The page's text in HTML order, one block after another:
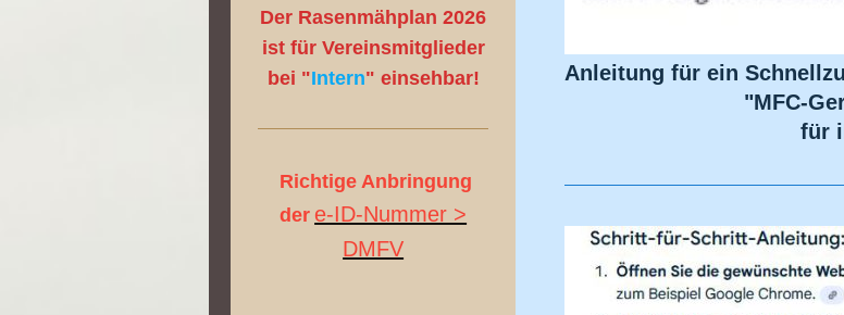
Anleitung für ein
"MFC-
für
Der Rasenmähplan 2026
ist für Vereinsmitglieder
bei "Intern" einsehbar!
Richtige Anbringung
der e-ID-Nummer >
DMFV